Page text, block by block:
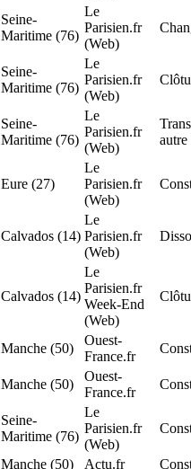
Seine-
Maritime (76)
Le
Parisien.fr
(Web)
Seine-
Maritime (76)
Le
Parisien.fr
(Web)
Seine-
Maritime (76)
Le
Parisien.fr
(Web)
autre
Eure (27)
Le
Parisien.fr
(Web)
Calvados (14)
Le
Parisien.fr
(Web)
Calvados (14)
Le
Parisien.fr
Week-End
(Web)
Manche (50)
Ouest-
France.fr
Manche (50)
Ouest-
France.fr
Seine-
Maritime (76)
Le
Parisien.fr
(Web)
Manche (50) Actu.fr